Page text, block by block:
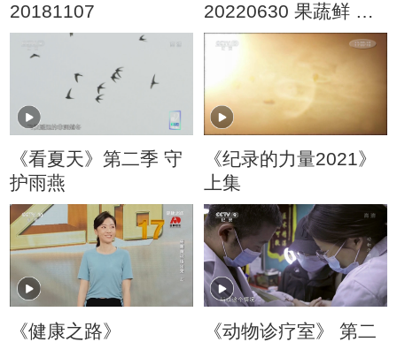
20181107
20220630 果蔬鲜 鸡
鱼肥 农场美味现场做
《看夏天》第二季 守
护雨燕
《纪录的力量2021》
上集
《健康之路》
《动物诊疗室》 第二